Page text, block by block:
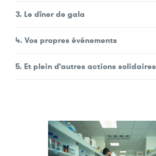
3. Le dîner de gala
4. Vos propres événements
5. Et plein d’autres actions solidaires